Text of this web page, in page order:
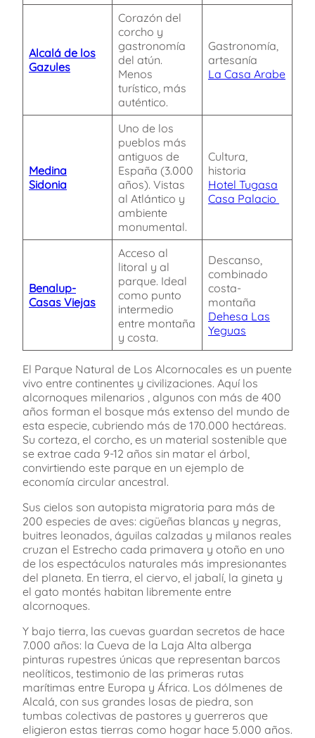
Alcalá de los
Gazules
Corazón del
corcho y
gastronomía
del atún.
Menos
turístico, más
auténtico.
Gastronomía,
artesanía
La Casa Arabe
Medina
Sidonia
Uno de los
pueblos más
antiguos de
España (3.000
años). Vistas
al Atlántico y
ambiente
monumental.
Cultura,
historia
Hotel Tugasa
Casa Palacio
Benalup-
Casas Viejas
Acceso al
litoral y al
parque. Ideal
como punto
intermedio
entre montaña
y costa.
Descanso,
combinado
costa-
montaña
Dehesa Las
Yeguas
El Parque Natural de Los Alcornocales es un puente
vivo entre continentes y civilizaciones. Aquí los
alcornoques milenarios , algunos con más de 400
años forman el bosque más extenso del mundo de
esta especie, cubriendo más de 170.000 hectáreas.
Su corteza, el corcho, es un material sostenible que
se extrae cada 9-12 años sin matar el árbol,
convirtiendo este parque en un ejemplo de
economía circular ancestral.
Sus cielos son autopista migratoria para más de
200 especies de aves: cigüeñas blancas y negras,
buitres leonados, águilas calzadas y milanos reales
cruzan el Estrecho cada primavera y otoño en uno
de los espectáculos naturales más impresionantes
del planeta. En tierra, el ciervo, el jabalí, la gineta y
el gato montés habitan libremente entre
alcornoques.
Y bajo tierra, las cuevas guardan secretos de hace
7.000 años: la Cueva de la Laja Alta alberga
pinturas rupestres únicas que representan barcos
neolíticos, testimonio de las primeras rutas
marítimas entre Europa y África. Los dólmenes de
Alcalá, con sus grandes losas de piedra, son
tumbas colectivas de pastores y guerreros que
eligieron estas tierras como hogar hace 5.000 años.